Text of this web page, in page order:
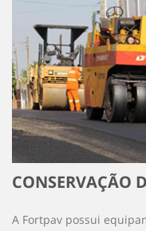
CONSERVAÇÃO
A Fortpav possui